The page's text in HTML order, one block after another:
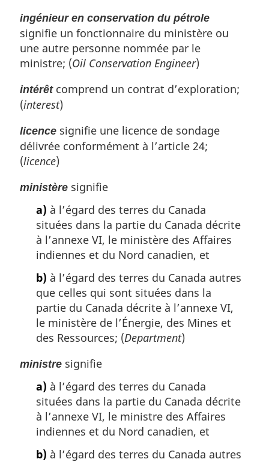
ingénieur en conservation du pétrole
signifie un fonctionnaire du ministère ou
une autre personne nommée par le
ministre; (Oil Conservation Engineer)
intérêtcomprend un contrat d’exploration;
(interest)
licence signifie une licence de sondage
délivrée conformément à l’article 24;
(licence)
ministère signifie
a) à l’égard des terres du Canada
situées dans la partie du Canada décrite
à l’annexe VI, le ministère des Affaires
indiennes et du Nord canadien, et
b) à l’égard des terres du Canada autres
que celles qui sont situées dans la
partie du Canada décrite à l’annexe VI,
le ministère de l’Énergie, des Mines et
des Ressources; (Department)
ministre signifie
a) à l’égard des terres du Canada
situées dans la partie du Canada décrite
à l’annexe VI, le ministre des Affaires
indiennes et du Nord canadien, et
b) à l’égard des terres du Canada autres